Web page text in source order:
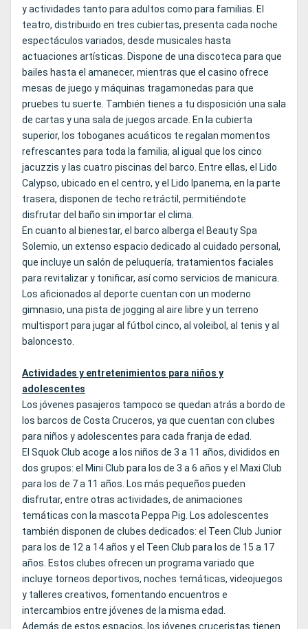
y actividades tanto para adultos como para familias. El
teatro, distribuido en tres cubiertas, presenta cada noche
espectáculos variados, desde musicales hasta
actuaciones artísticas. Dispone de una discoteca para que
bailes hasta el amanecer, mientras que el casino ofrece
mesas de juego y máquinas tragamonedas para que
pruebes tu suerte. También tienes a tu disposición una sala
de cartas y una sala de juegos arcade. En la cubierta
superior, los toboganes acuáticos te regalan momentos
refrescantes para toda la familia, al igual que los cinco
jacuzzis y las cuatro piscinas del barco. Entre ellas, el Lido
Calypso, ubicado en el centro, y el Lido Ipanema, en la parte
trasera, disponen de techo retráctil, permitiéndote
disfrutar del baño sin importar el clima.
En cuanto al bienestar, el barco alberga el Beauty Spa
Solemio, un extenso espacio dedicado al cuidado personal,
que incluye un salón de peluquería, tratamientos faciales
para revitalizar y tonificar, así como servicios de manicura.
Los aficionados al deporte cuentan con un moderno
gimnasio, una pista de jogging al aire libre y un terreno
multisport para jugar al fútbol cinco, al voleibol, al tenis y al
baloncesto.
Actividades y entretenimientos para niños y
adolescentes
Los jóvenes pasajeros tampoco se quedan atrás a bordo de
los barcos de Costa Cruceros, ya que cuentan con clubes
para niños y adolescentes para cada franja de edad.
El Squok Club acoge a los niños de 3 a 11 años, divididos en
dos grupos: el Mini Club para los de 3 a 6 años y el Maxi Club
para los de 7 a 11 años. Los más pequeños pueden
disfrutar, entre otras actividades, de animaciones
temáticas con la mascota Peppa Pig. Los adolescentes
también disponen de clubes dedicados: el Teen Club Junior
para los de 12 a 14 años y el Teen Club para los de 15 a 17
años. Estos clubes ofrecen un programa variado que
incluye torneos deportivos, noches temáticas, videojuegos
y talleres creativos, fomentando encuentros e
intercambios entre jóvenes de la misma edad.
Además de estos espacios, los jóvenes cruceristas tienen